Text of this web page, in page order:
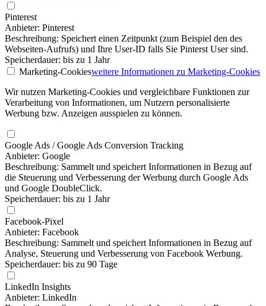
Pinterest
Anbieter: Pinterest
Beschreibung: Speichert einen Zeitpunkt (zum Beispiel den des
Webseiten-Aufrufs) und Ihre User-ID falls Sie Pinterst User sind.
Speicherdauer: bis zu 1 Jahr
Marketing-Cookiesweitere Informationen zu Marketing-Cookies
Wir nutzen Marketing-Cookies und vergleichbare Funktionen zur
Verarbeitung von Informationen, um Nutzern personalisierte
Werbung bzw. Anzeigen ausspielen zu können.
Google Ads / Google Ads Conversion Tracking
Anbieter: Google
Beschreibung: Sammelt und speichert Informationen in Bezug auf
die Steuerung und Verbesserung der Werbung durch Google Ads
und Google DoubleClick.
Speicherdauer: bis zu 1 Jahr
Facebook-Pixel
Anbieter: Facebook
Beschreibung: Sammelt und speichert Informationen in Bezug auf
Analyse, Steuerung und Verbesserung von Facebook Werbung.
Speicherdauer: bis zu 90 Tage
LinkedIn Insights
Anbieter: LinkedIn